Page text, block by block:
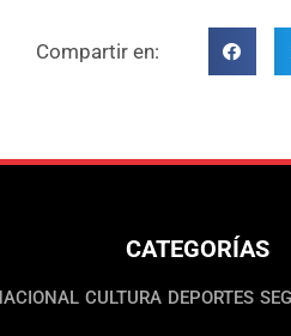
Compartir en:
CATEGORÍAS
CULTURA DEPORTES